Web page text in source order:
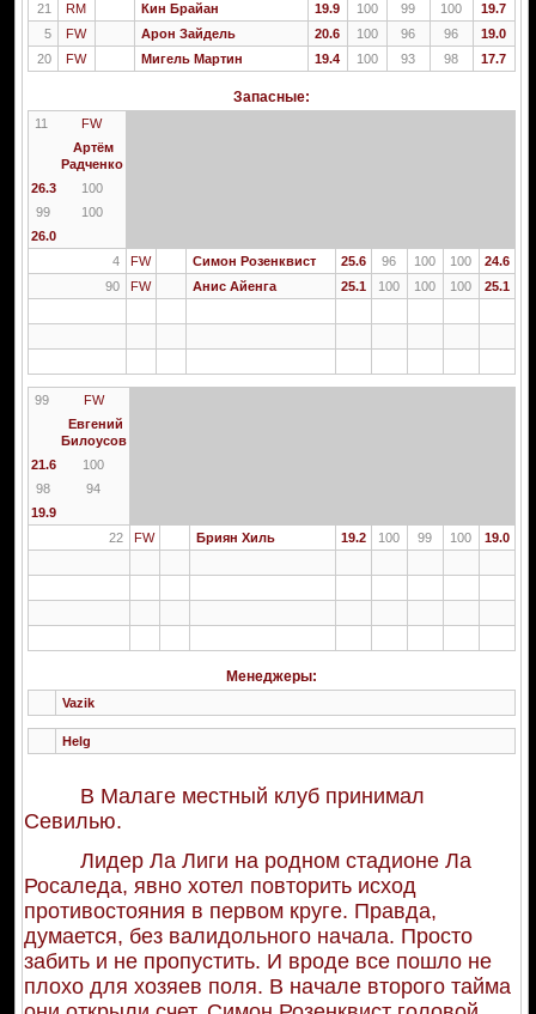
21
RM Кин Брайан 19.9 100 99 100
19.7
5
FW Арон Зайдель 20.6 100 96 96
19.0
20
FW Мигель Мартин 19.4 100 93 98 17.7
Запасные:
11
FW
Артём
Радченко
26.3
100
99
100
26.0
4
FW Симон Розенквист 25.6 96 100 100
24.6
90
FW Анис Айенга 25.1 100 100 100 25.1
99
FW
Евгений
Билоусов
21.6
100
98
94
19.9
22
FW Бриян Хиль 19.2 100 99 100 19.0
Менеджеры:
Vazik
Helg
В Малаге местный клуб принимал
Севилью.
Лидер Ла Лиги на родном стадионе Ла
Росаледа, явно хотел повторить исход
противостояния в первом круге. Правда,
думается, без валидольного начала. Просто
забить и не пропустить. И вроде все пошло не
плохо для хозяев поля. В начале второго тайма